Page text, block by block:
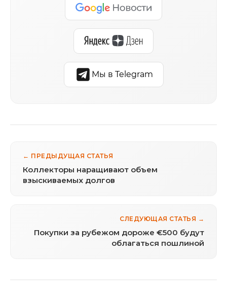
Мы в Telegram
← ПРЕДЫДУЩАЯ СТАТЬЯ
Коллекторы наращивают объем
взыскиваемых долгов
СЛЕДУЮЩАЯ СТАТЬЯ →
Покупки за рубежом дороже €500 будут
облагаться пошлиной